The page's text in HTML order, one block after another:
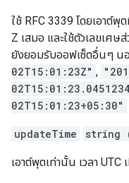
ใช้ RFC 3339 โดยเอาต์
Z เสมอ และใช้ตัวเลขเศ
ยังยอมรับออฟเซ็ตอื่นๆ น
02T15:01:23Z" ,
02T15:01:23+05:30"
updateTime string
เอาต์พุตเท่านั้น เวลา